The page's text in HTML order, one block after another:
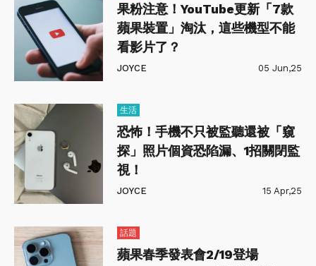
果粉注意！YouTube更新「7款
蘋果裝置」淘汰，這些機型不能
看影片了？
JOYCE 05 Jun,25
生活
恐怖！手機不只被監聽還被「窺
探」照片個資恐陷漏、1招關閉監
視！
JOYCE 15 Apr,25
話題
蘋果春季發表會2/19登場